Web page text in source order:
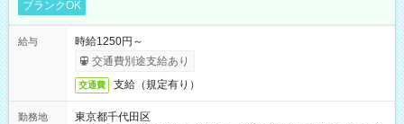
ブランクOK
給与
時給1250円～
交通費別途支給あり
交通費 支給（規定有り）
勤務地
東京都千代田区